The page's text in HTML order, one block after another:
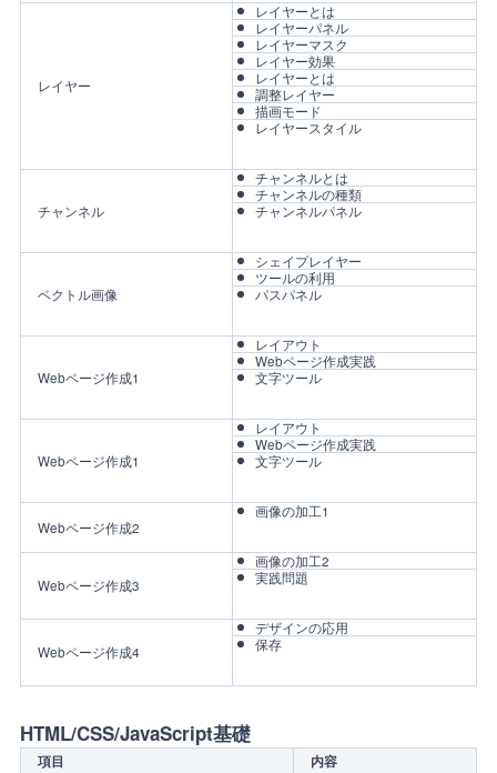
レイヤー
レイヤーとは
レイヤーパネル
レイヤーマスク
レイヤー効果
レイヤーとは
調整レイヤー
描画モード
レイヤースタイル
チャンネル
チャンネルとは
チャンネルの種類
チャンネルパネル
ベクトル画像
シェイプレイヤー
ツールの利用
パスパネル
Webページ作成1
レイアウト
Webページ作成実践
文字ツール
Webページ作成1
レイアウト
Webページ作成実践
文字ツール
Webページ作成2
画像の加工1
Webページ作成3
画像の加工2
実践問題
Webページ作成4
デザインの応用
保存
HTML/CSS/JavaScript基礎
項目 内容